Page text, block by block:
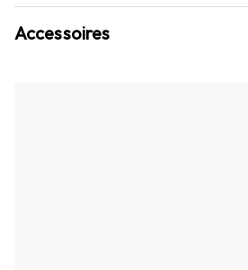
Accessoires